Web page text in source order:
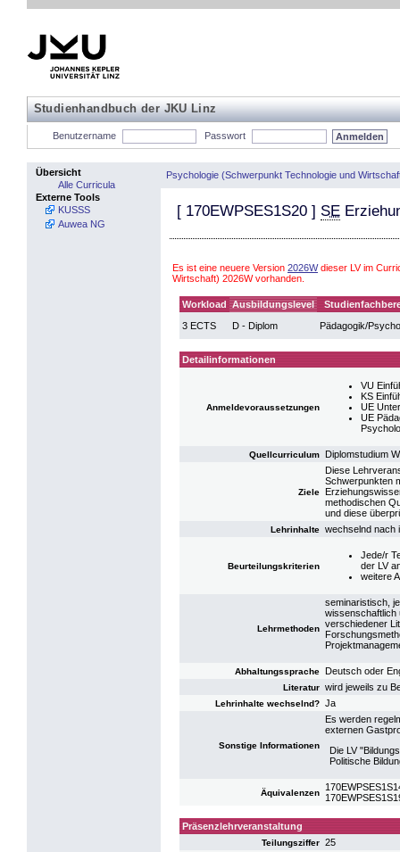
Studienhandbuch der JKU Linz
Benutzername Passwort
Übersicht
Alle Curricula
Externe Tools
KUSSS
Auwea NG
Psychologie (Schwerpunkt Technologie und
[ 170EWPSES1S20 ] SE
Es ist eine neuere Version 2026Wdieser LV im
Wirtschaft) 2026W vorhanden.
Workload Ausbildungslevel
3 ECTS
D - Diplom Pädagogik/
Detailinformationen
Anmeldevoraussetzungen
VU
KS
UE
UE
Quellcurriculum Diplomstudium
Ziele
Diese
Schwerpunkten
methodischen
und diese
Lehrinhalte wechselnd nach
Beurteilungskriterien
Jede/r
der LV
weitere
Lehrmethoden
seminaristisch,
wissenschaftlich
verschiedener
Abhaltungssprache Deutsch oder
Literatur wird jeweils zu
Lehrinhalte wechselnd? Ja
Sonstige Informationen
Es werden
externen
Die LV
Politische
Äquivalenzen
Präsenzlehrveranstaltung
Teilungsziffer 25